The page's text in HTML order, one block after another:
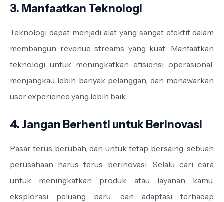
3. Manfaatkan Teknologi
Teknologi dapat menjadi alat yang sangat efektif dalam
membangun revenue streams yang kuat. Manfaatkan
teknologi untuk meningkatkan efisiensi operasional,
menjangkau lebih banyak pelanggan, dan menawarkan
user experience yang lebih baik.
4. Jangan Berhenti untuk Berinovasi
Pasar terus berubah, dan untuk tetap bersaing, sebuah
perusahaan harus terus berinovasi. Selalu cari cara
untuk meningkatkan produk atau layanan kamu,
eksplorasi peluang baru, dan adaptasi terhadap